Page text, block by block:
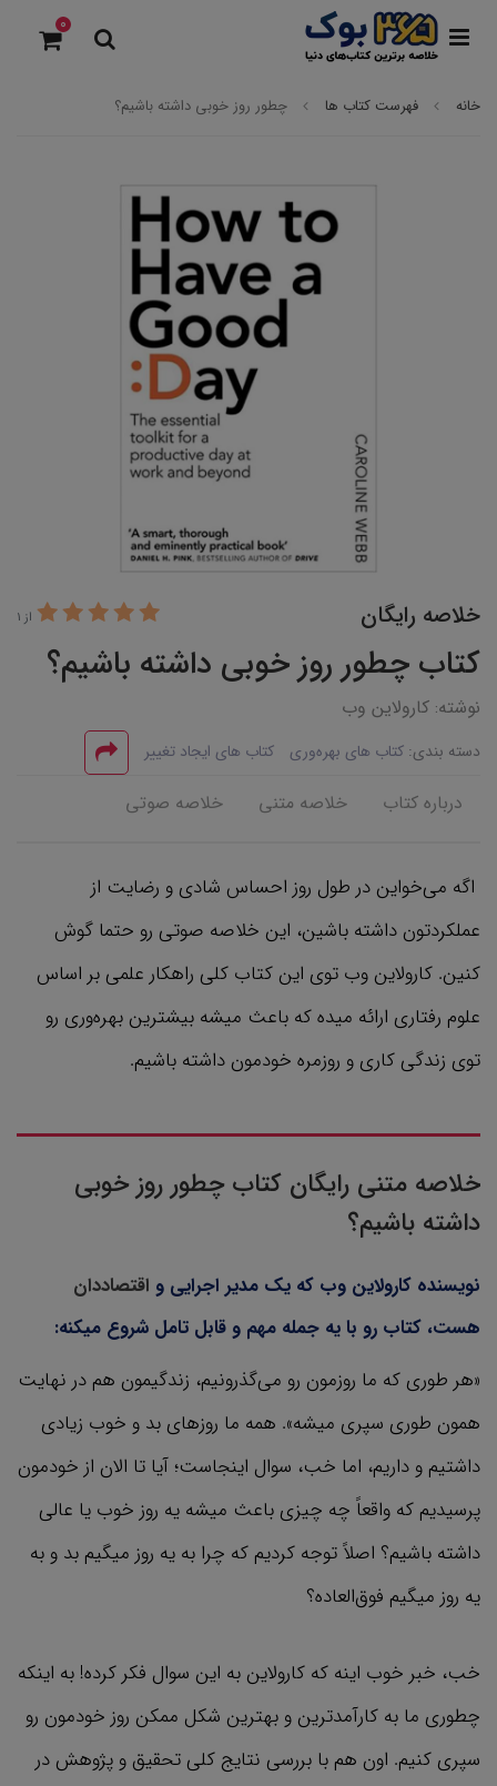
0
خانه فهرست کتاب ها چطور روز خوبی داشته باشیم؟
خلاصه رایگان از 1
کتاب چطور روز خوبی داشته باشیم؟
نوشته: کارولاین وب
دسته بندی: کتاب های بهره‌وری کتاب های ایجاد تغییر
درباره کتاب خلاصه متنی خلاصه صوتی
اگه می‌خواین در طول روز احساس شادی و رضایت از
عملکردتون داشته باشین، این خلاصه صوتی رو حتما گوش
کنین. کارولاین وب توی این کتاب کلی راهکار علمی بر اساس
علوم رفتاری ارائه میده که باعث میشه بیشترین بهره‌وری رو
توی زندگی کاری و روزمره خودمون داشته باشیم.
خلاصه متنی رایگان کتاب چطور روز خوبی
داشته باشیم؟
نویسنده کارولاین وب که یک مدیر اجرایی و اقتصاددان
هست، کتاب رو با یه جمله مهم و قابل تامل شروع میکنه:
«هر طوری که ما روزمون رو می‌گذرونیم، زندگیمون هم در نهایت
همون طوری سپری میشه». همه ما روزهای بد و خوب زیادی
داشتیم و داریم، اما خب، سوال اینجاست؛ آیا تا الان از خودمون
پرسیدیم که واقعاً چه چیزی باعث میشه یه روز خوب یا عالی
داشته باشیم؟ اصلاً توجه کردیم که چرا به یه روز میگیم بد و به
یه روز میگیم فوق‌العاده؟
خب، خبر خوب اینه که کارولاین به این سوال فکر کرده! به اینکه
چطوری ما به کارآمدترین و بهترین شکل ممکن روز خودمون رو
سپری کنیم. اون هم با بررسی نتایج کلی تحقیق و پژوهش در